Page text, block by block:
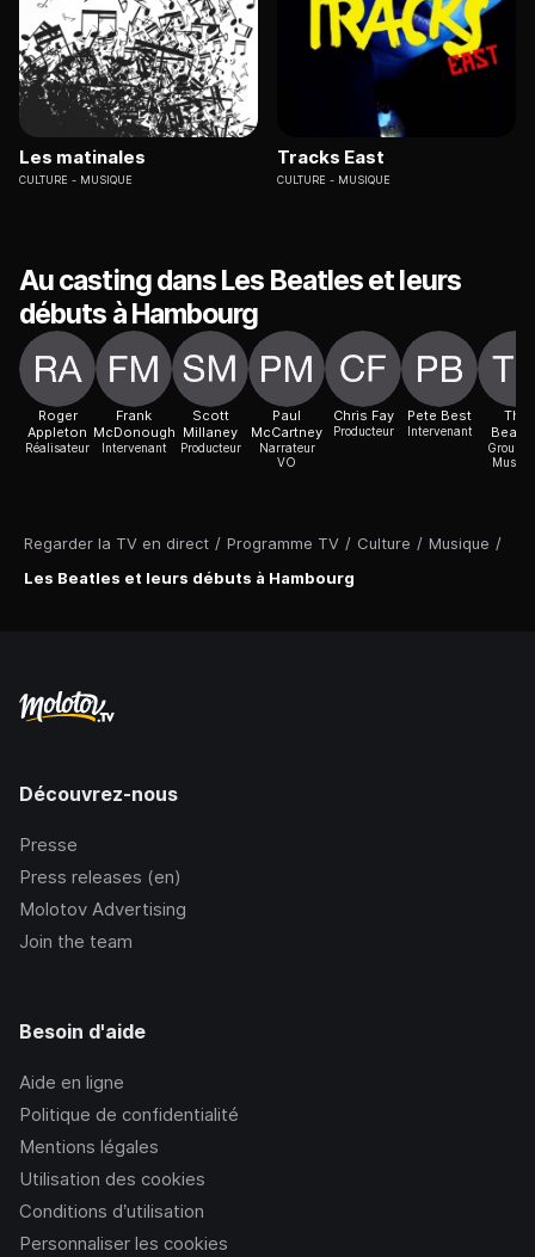
Regarder la TV en direct / Programme TV / Culture / Musique /
Les Beatles et leurs débuts à Hambourg
Les matinales
CULTURE MUSIQUE
Tracks East
CULTURE MUSIQUE
Au casting dans Les Beatles et leurs
débuts à Hambourg
Roger
Appleton
Réalisateur
Frank
McDonough
Intervenant
Scott
Millaney
Producteur
Paul
McCartney
Narrateur
VO
Chris Fay
Producteur
Pete Best
Intervenant
The
Groupe
Découvrez-nous
Presse
Press releases (en)
Molotov Advertising
Join the team
Besoin d'aide
Aide en ligne
Politique de confidentialité
Mentions légales
Utilisation des cookies
Conditions d’utilisation
Personnaliser les cookies